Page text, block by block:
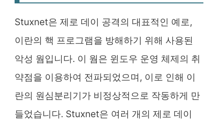
Stuxnet은 제로 데이 공격의 대표적인 예로,
이란의 핵 프로그램을 방해하기 위해 사용된
악성 웜입니다. 이 웜은 윈도우 운영 체제의 취
약점을 이용하여 전파되었으며, 이로 인해 이
란의 원심분리기가 비정상적으로 작동하게 만
들었습니다. Stuxnet은 여러 개의 제로 데이